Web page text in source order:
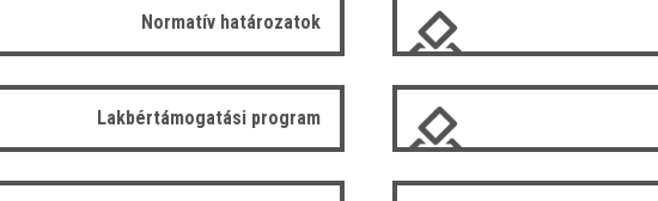
Normatív határozatok
Lakbértámogatási program